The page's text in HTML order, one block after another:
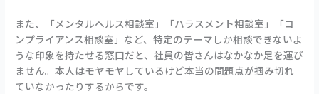
また、「メンタルヘルス相談室」「ハラスメント相談室」「コ
ンプライアンス相談室」など、特定のテーマしか相談できないよ
うな印象を持たせる窓口だと、社員の皆さんはなかなか足を運び
ません。本人はモヤモヤしているけど本当の問題点が掴み切れ
ていなかったりするからです。